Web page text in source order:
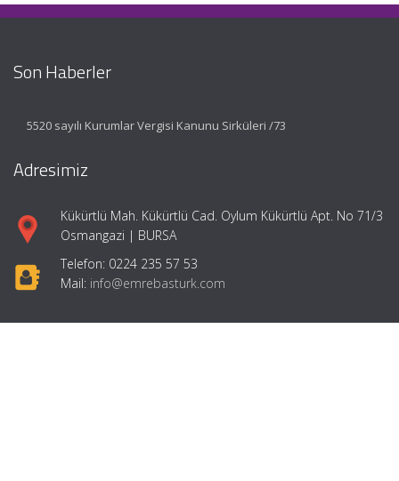
Son Haberler
5520 sayılı Kurumlar Vergisi Kanunu Sirküleri /73
Adresimiz
Kükürtlü Mah. Kükürtlü Cad. Oylum Kükürtlü Apt. No 71/3
Osmangazi | BURSA
Telefon: 0224 235 57 53
Mail: info@emrebasturk.com
Hızlı Menü